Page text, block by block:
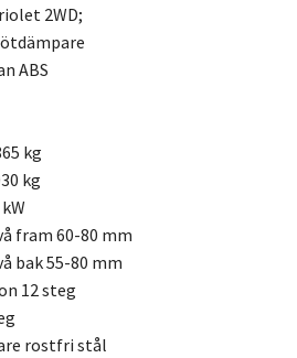
2WD;
ABS
kg
kg
fram 60-80 mm
bak 55-80 mm
12 steg
rostfri stål